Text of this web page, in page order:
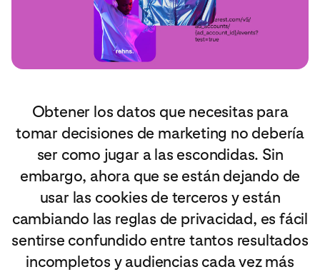
Obtener los datos que necesitas para
tomar decisiones de marketing no debería
ser como jugar a las escondidas. Sin
embargo, ahora que se están dejando de
usar las cookies de terceros y están
cambiando las reglas de privacidad, es fácil
sentirse confundido entre tantos resultados
incompletos y audiencias cada vez más